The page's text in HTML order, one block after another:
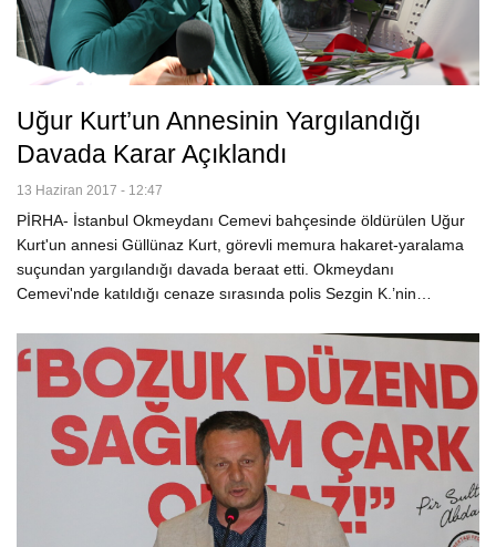
Uğur Kurt’un Annesinin Yargılandığı
Davada Karar Açıklandı
13 Haziran 2017 - 12:47
PİRHA- İstanbul Okmeydanı Cemevi bahçesinde öldürülen Uğur
Kurt'un annesi Güllünaz Kurt, görevli memura hakaret-yaralama
suçundan yargılandığı davada beraat etti. Okmeydanı
Cemevi'nde katıldığı cenaze sırasında polis Sezgin K.’nin…